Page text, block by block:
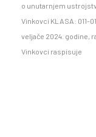
o unutarnjem
Vinkovci KLASA: 011-
veljače 2024. godine,
Vinkovci raspisuje